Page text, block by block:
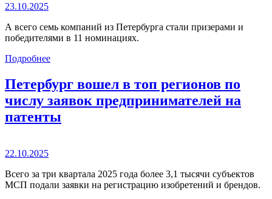
23.10.2025
А всего семь компаний из Петербурга стали призерами и
победителями в 11 номинациях.
Подробнее
Петербург вошел в топ регионов по
числу заявок предпринимателей на
патенты
22.10.2025
Всего за три квартала 2025 года более 3,1 тысячи субъектов
МСП подали заявки на регистрацию изобретений и брендов.